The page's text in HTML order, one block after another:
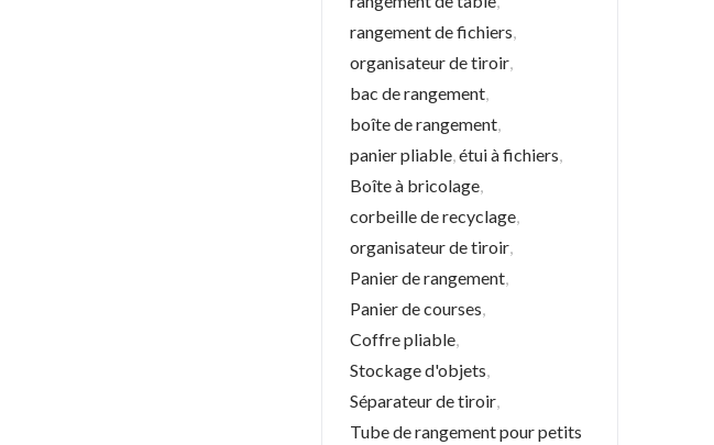
rangement de fichiers,
organisateur de tiroir,
bac de rangement,
boîte de rangement,
panier pliable,étui à fichiers,
Boîte à bricolage,
corbeille de recyclage,
organisateur de tiroir,
Panier de rangement,
Panier de courses,
Coffre pliable,
Stockage d'objets,
Séparateur de tiroir,
Tube de rangement pour petits